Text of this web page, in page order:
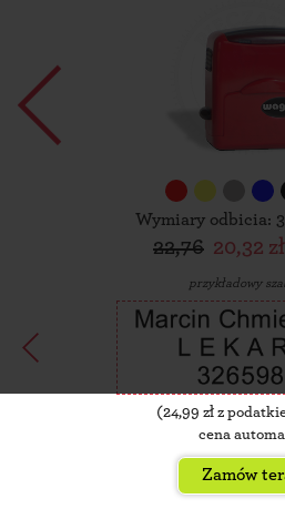
Wymiary odbicia:
22,76 20,32 zł
przykładowy
(24,99 zł z
cena
Zamów